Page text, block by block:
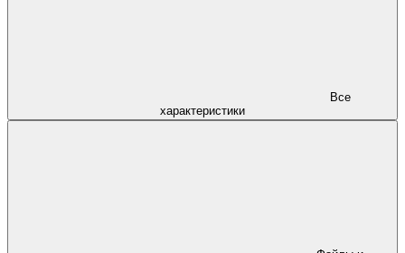
характеристики